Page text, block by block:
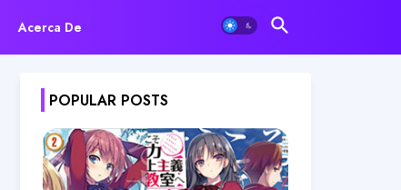
Acerca De
POPULAR POSTS